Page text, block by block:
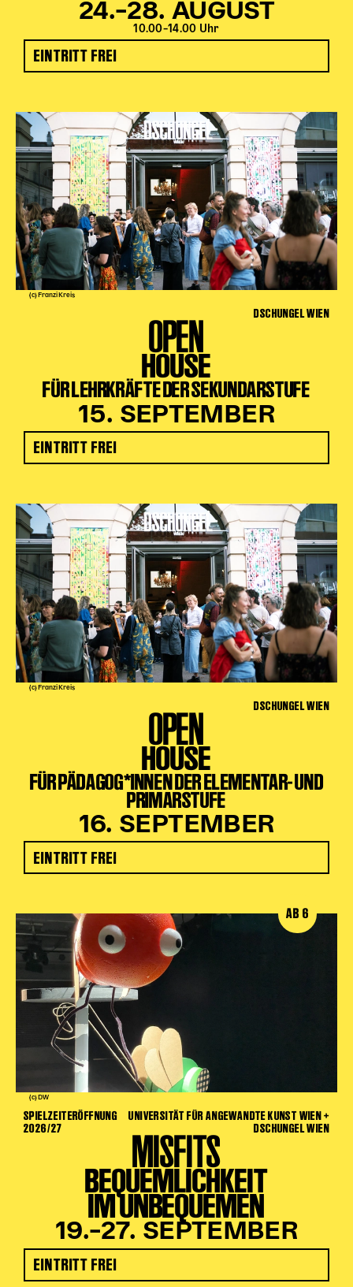
24.–28. AUGUST
10.00–14.00 Uhr
EINTRITT FREI
(c) Franzi Kreis
DSCHUNGEL WIEN
OPEN
HOUSE
FÜR LEHRKRÄFTE DER SEKUNDARSTUFE
15. SEPTEMBER
EINTRITT FREI
(c) Franzi Kreis
DSCHUNGEL WIEN
OPEN
HOUSE
FÜR PÄDAGOG*INNEN DER ELEMENTAR- UND
PRIMARSTUFE
16. SEPTEMBER
EINTRITT FREI
(c) DW
AB 6
SPIELZEITERÖFFNUNG
2026/27
UNIVERSITÄT FÜR ANGEWANDTE KUNST WIEN +
DSCHUNGEL WIEN
MISFITS
BEQUEMLICHKEIT
IM UNBEQUEMEN
19.–27. SEPTEMBER
EINTRITT FREI